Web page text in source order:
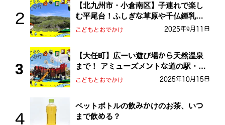
【北九州市・小倉南区】子連れで楽し
む平尾台！ふしぎな草原や千仏鍾乳洞
を探検しよう！
こどもとおでかけ 2025年9月11日
【大任町】広ーい遊び場から天然温泉
まで！ アミューズメントな道の駅・お
おとう桜街道
こどもとおでかけ 2025年10月15日
ペットボトルの飲みかけのお茶、いつ
まで飲める？